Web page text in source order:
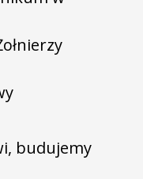
budujemy